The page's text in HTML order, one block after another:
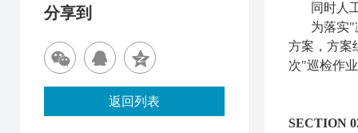
同时人
为落实"
方案，方案
次"巡检作
SECTION
分享到
返回列表